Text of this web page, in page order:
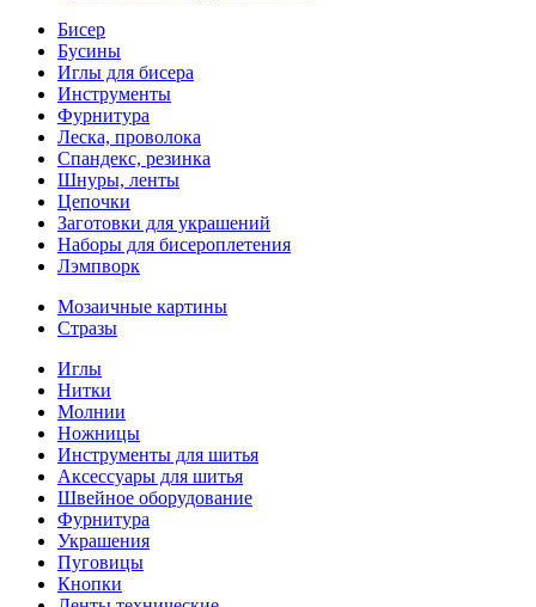
Бисер
Бусины
Иглы для бисера
Инструменты
Фурнитура
Леска, проволока
Спандекс, резинка
Шнуры, ленты
Цепочки
Заготовки для украшений
Наборы для бисероплетения
Лэмпворк
Мозаичные картины
Стразы
Иглы
Нитки
Молнии
Ножницы
Инструменты для шитья
Аксессуары для шитья
Швейное оборудование
Фурнитура
Украшения
Пуговицы
Кнопки